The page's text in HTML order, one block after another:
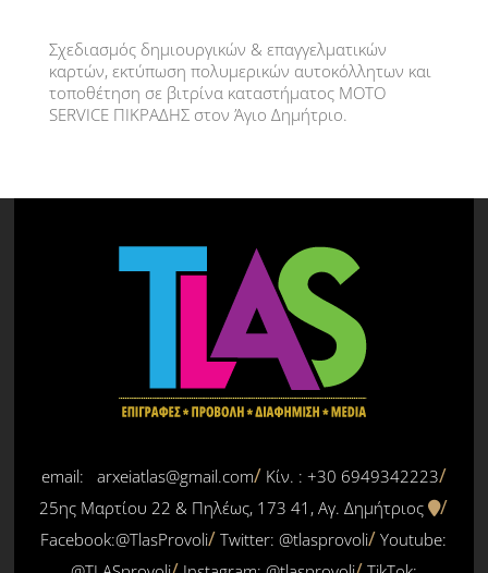
Σχεδιασμός δημιουργικών & επαγγελματικών
καρτών, εκτύπωση πολυμερικών αυτοκόλλητων και
τοποθέτηση σε βιτρίνα καταστήματος MOTO
SERVICE ΠΙΚΡΑΔΗΣ στον Άγιο Δημήτριο.
email: arxeiatlas@gmail.com
Κίν. : +30 6949342223
25ης Μαρτίου 22 & Πηλέως, 173 41, Αγ. Δημήτριος
Facebook:@TlasProvoli Twitter:@tlasprovoli Youtube: